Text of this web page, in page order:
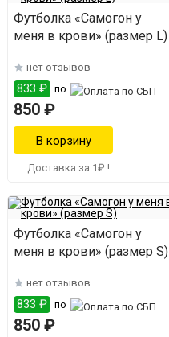
Футболка «Самогон у
меня в крови» (размер L)
нет отзывов
833 ₽ по
850 ₽
Доставка за 1₽ !
Футболка «Самогон у
меня в крови» (размер S)
нет отзывов
833 ₽ по
850 ₽